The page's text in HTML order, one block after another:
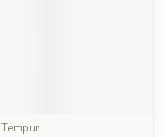
Tempur